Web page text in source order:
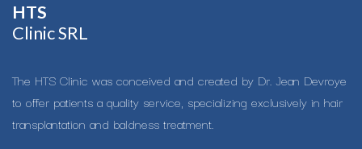
HTS​
Clinic SRL
The HTS Clinic was conceived and created by Dr. Jean Devroye
to offer patients a quality service, specializing exclusively in hair
transplantation and baldness treatment.